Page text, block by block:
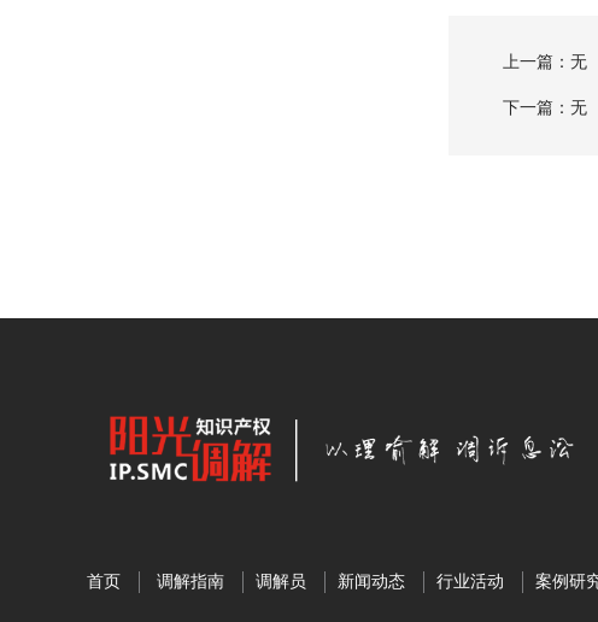
上一篇：无
下一篇：无
首页 调解指南 调解员 新闻动态 行业活动 案例研